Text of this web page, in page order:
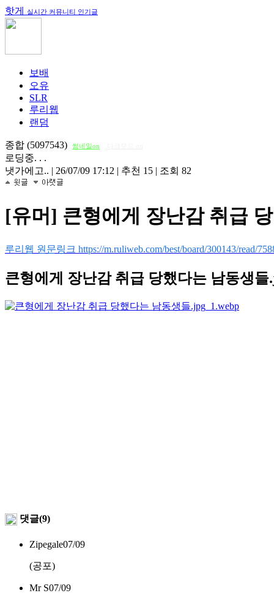
핫게 실시간 커뮤니티 인기글
보배
오유
SLR
루리웹
랜덤
종합 (5097543) 썸네일on
로딩중. . .
냇가에고.. | 26/07/09 17:12 | 추천 15 | 조회 82
[유머] 큰형에게 장난감 취급
루리웹 원문링크 https://m.ruliweb.com/best/board/300143/read/
큰형에게 장난감 취급 당했다는 남동생들
댓글(9)
Zipegale07/09
(공포)
Mr S07/09